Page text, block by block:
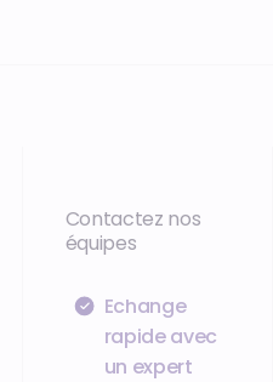
Contactez nos
équipes
Échange
rapide avec
un expert